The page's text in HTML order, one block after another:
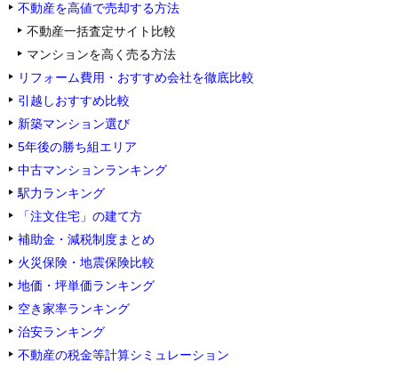
不動産を高値で売却する方法
不動産一括査定サイト比較
マンションを高く売る方法
リフォーム費用・おすすめ会社を徹底比較
引越しおすすめ比較
新築マンション選び
5年後の勝ち組エリア
中古マンションランキング
駅力ランキング
「注文住宅」の建て方
補助金・減税制度まとめ
火災保険・地震保険比較
地価・坪単価ランキング
空き家率ランキング
治安ランキング
不動産の税金等計算シミュレーション